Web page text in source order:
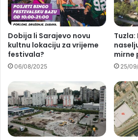
Dobija li Sarajevo novu
kultnu lokaciju za vrijeme
festivala?
06/08/2025
Tuzla:
mirne
25/